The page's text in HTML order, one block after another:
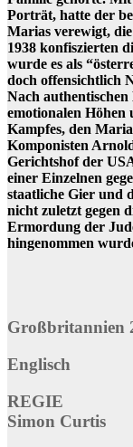
Porträt, hatte der
Marias verewigt,
1938 konfiszierten
wurde es als
doch offensichtlich
Nach
emotionalen Höhen
Kampfes, den
Komponisten
Gerichtshof der
einer Einzelnen
staatliche Gier und
nicht zuletzt gegen
Ermordung der
hingenommen
Großbritannien
Englisch
REGIE
Simon Curtis